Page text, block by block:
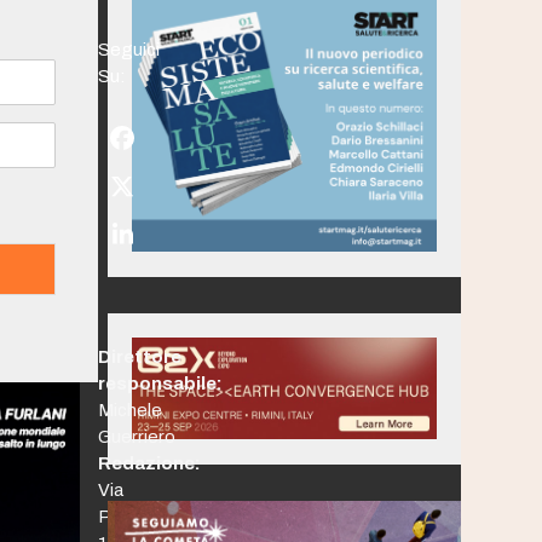
Seguici
Su:
Facebook
Twitter
(deprecated)
LinkedIn
Direttore
responsabile:
Michele
Guerriero
Redazione:
Via
Po,